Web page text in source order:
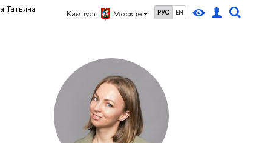
Кампус в Москве РУС EN
Татьяна